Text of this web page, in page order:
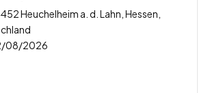
Heuchelheim a. d. Lahn, Hessen,
08/2026